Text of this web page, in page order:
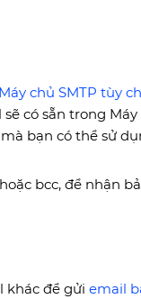
Máy chủ SMTP tùy
sẽ có sẵn trong
bạn có thể sử
bcc, để nhận
khác để gửiemail